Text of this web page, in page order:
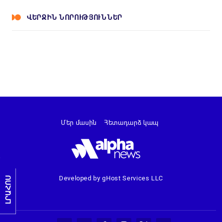
ՎԵՐՋԻՆ ՆՈՐՈՒԹՅՈՒՆՆԵՐ
ԼՐԱՀՈՍ Developed by gHost Services LLC
Մեր մասին Հետադարձ կապ